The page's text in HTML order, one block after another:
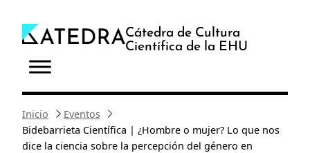
contenido
Cátedra de Cultura
Científica de la EHU
Inicio
Eventos
Bidebarrieta Científica | ¿Hombre o mujer? Lo que nos
dice la ciencia sobre la percepción del género en